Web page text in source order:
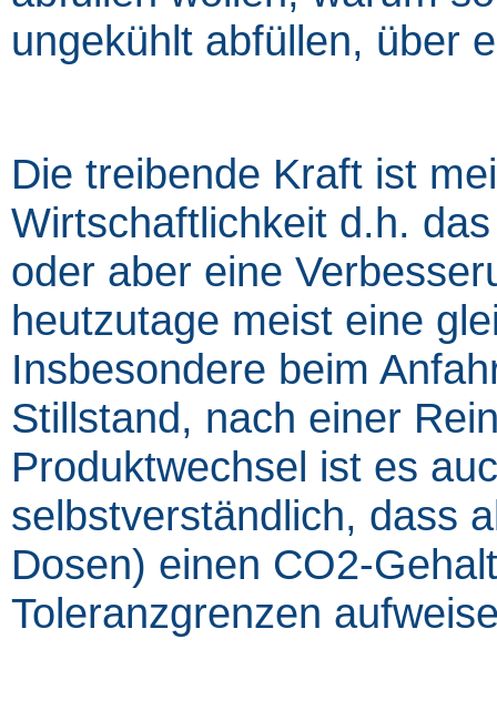
ungekühlt abfüllen, über
Die treibende Kraft ist
Wirtschaftlichkeit d.h.
oder aber eine
heutzutage meist eine
Insbesondere beim
Stillstand, nach einer
Produktwechsel ist es
selbstverständlich, dass
Dosen) einen CO2-
Toleranzgrenzen